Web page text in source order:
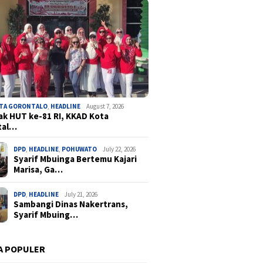
GORONTALO, HEADLINE August 7, 2026
HUT ke-81 RI, KKAD Kota
DPD, HEADLINE, POHUWATO July 22, 2026
Syarif Mbuinga Bertemu Kajari
Marisa, Ga…
DPD, HEADLINE July 21, 2026
Sambangi Dinas Nakertrans,
Syarif Mbuing…
POPULER